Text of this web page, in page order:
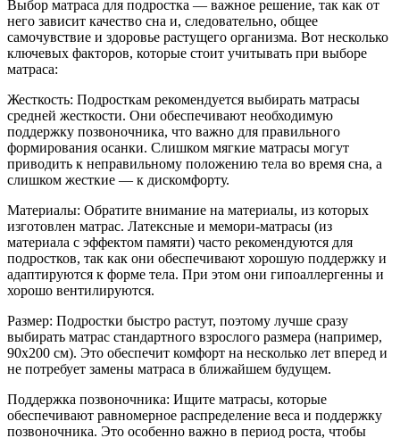
Выбор матраса для подростка — важное решение, так как от
него зависит качество сна и, следовательно, общее
самочувствие и здоровье растущего организма. Вот несколько
ключевых факторов, которые стоит учитывать при выборе
матраса:
Жесткость: Подросткам рекомендуется выбирать матрасы
средней жесткости. Они обеспечивают необходимую
поддержку позвоночника, что важно для правильного
формирования осанки. Слишком мягкие матрасы могут
приводить к неправильному положению тела во время сна, а
слишком жесткие — к дискомфорту.
Материалы: Обратите внимание на материалы, из которых
изготовлен матрас. Латексные и мемори-матрасы (из
материала с эффектом памяти) часто рекомендуются для
подростков, так как они обеспечивают хорошую поддержку и
адаптируются к форме тела. При этом они гипоаллергенны и
хорошо вентилируются.
Размер: Подростки быстро растут, поэтому лучше сразу
выбирать матрас стандартного взрослого размера (например,
90x200 см). Это обеспечит комфорт на несколько лет вперед и
не потребует замены матраса в ближайшем будущем.
Поддержка позвоночника: Ищите матрасы, которые
обеспечивают равномерное распределение веса и поддержку
позвоночника. Это особенно важно в период роста, чтобы